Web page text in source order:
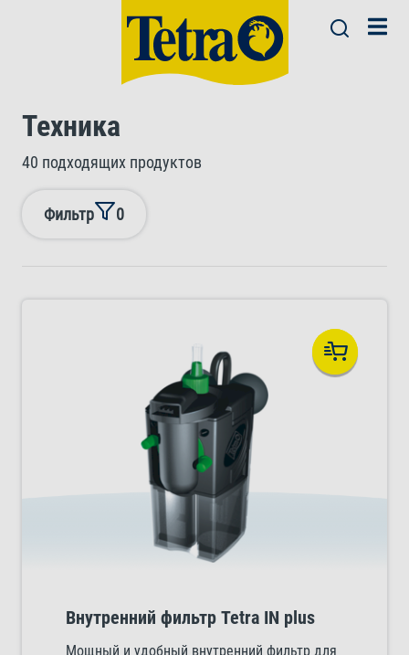
Техника
40 подходящих продуктов
Фильтр 0
Внутренний фильтр Tetra IN plus
Мощный и удобный внутренний фильтр для